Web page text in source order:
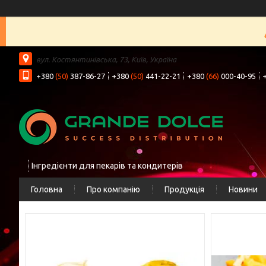
вул. Костянтинівська, 73, Київ, Україна
+380 (50) 387-86-27 +380 (50) 441-22-21 +380 (66) 000-40-95
Інгредієнти для пекарів та кондитерів
Головна Про компанію Продукція Новини